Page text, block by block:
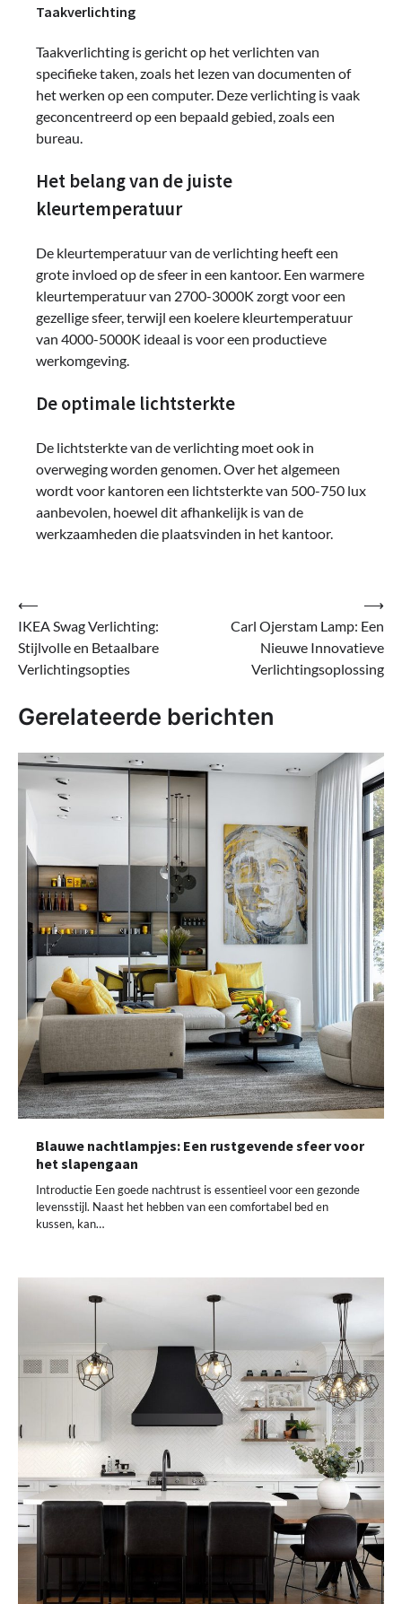
Taakverlichting
Taakverlichting is gericht op het verlichten van
specifieke taken, zoals het lezen van documenten of
het werken op een computer. Deze verlichting is vaak
geconcentreerd op een bepaald gebied, zoals een
bureau.
Het belang van de juiste
kleurtemperatuur
De kleurtemperatuur van de verlichting heeft een
grote invloed op de sfeer in een kantoor. Een warmere
kleurtemperatuur van 2700-3000K zorgt voor een
gezellige sfeer, terwijl een koelere kleurtemperatuur
van 4000-5000K ideaal is voor een productieve
werkomgeving.
De optimale lichtsterkte
De lichtsterkte van de verlichting moet ook in
overweging worden genomen. Over het algemeen
wordt voor kantoren een lichtsterkte van 500-750 lux
aanbevolen, hoewel dit afhankelijk is van de
werkzaamheden die plaatsvinden in het kantoor.
Bericht
navigatie
⟵
IKEA Swag Verlichting:
Stijlvolle en Betaalbare
Verlichtingsopties
Carl Ojerstam Lamp: Een
Nieuwe Innovatieve
Verlichtingsoplossing
⟶
Gerelateerde berichten
Blauwe nachtlampjes: Een rustgevende sfeer voor
het slapengaan
Introductie Een goede nachtrust is essentieel voor een gezonde
levensstijl. Naast het hebben van een comfortabel bed en
kussen, kan…